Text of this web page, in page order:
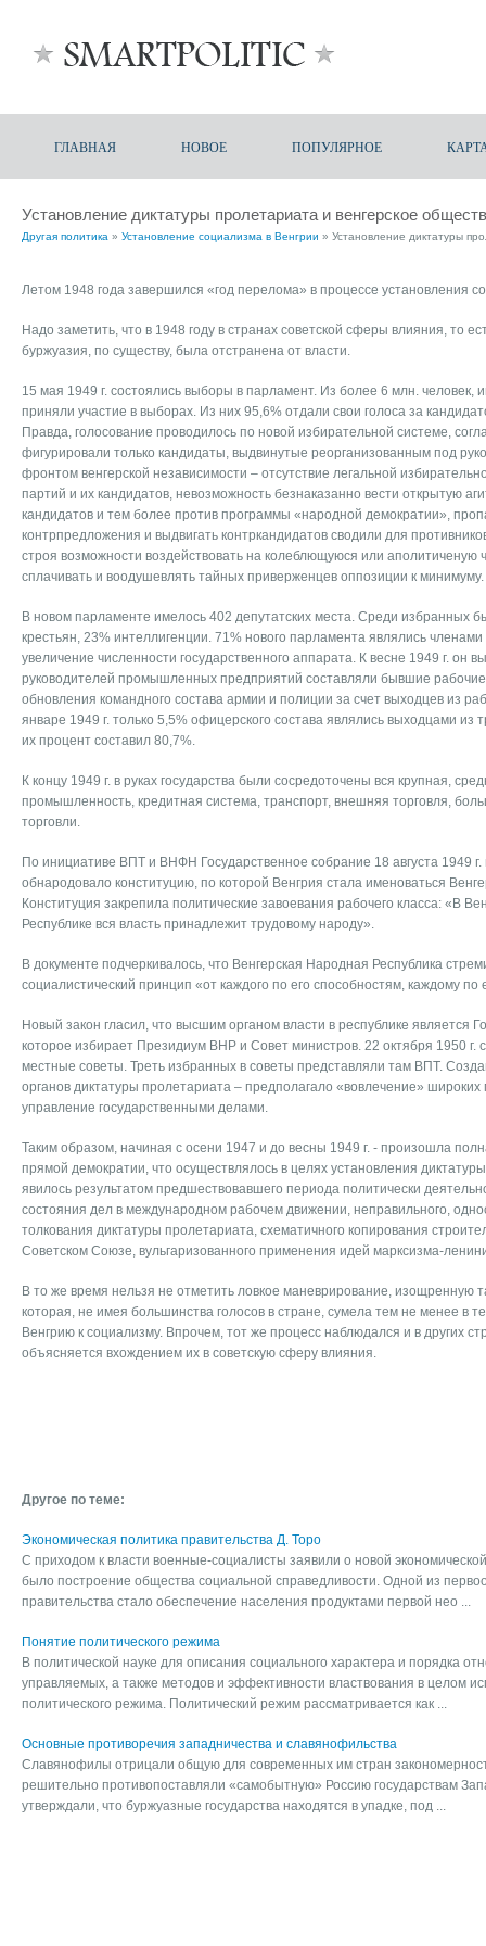
ГЛАВНАЯ НОВОЕ ПОПУЛЯРНОЕ
Установление диктатуры пролетариата и венгерское
Другая политика » Установление социализма в Венгрии » Установление диктатуры
Летом 1948 года завершился «год перелома» в процессе установления
Надо заметить, что в 1948 году в странах советской сферы влияния, то
буржуазия, по существу, была отстранена от власти.
15 мая 1949 г. состоялись выборы в парламент. Из более 6 млн. человек,
приняли участие в выборах. Из них 95,6% отдали свои голоса за
Правда, голосование проводилось по новой избирательной системе,
фигурировали только кандидаты, выдвинутые реорганизованным под
фронтом венгерской независимости – отсутствие легальной
партий и их кандидатов, невозможность безнаказанно вести открытую
кандидатов и тем более против программы «народной демократии»,
контрпредложения и выдвигать контркандидатов сводили для
строя возможности воздействовать на колеблющуюся или аполитиченую
сплачивать и воодушевлять тайных приверженцев оппозиции к минимуму.
В новом парламенте имелось 402 депутатских места. Среди избранных
крестьян, 23% интеллигенции. 71% нового парламента являлись
увеличение численности государственного аппарата. К весне 1949 г. он
руководителей промышленных предприятий составляли бывшие
обновления командного состава армии и полиции за счет выходцев из
январе 1949 г. только 5,5% офицерского состава являлись выходцами из
их процент составил 80,7%.
К концу 1949 г. в руках государства были сосредоточены вся крупная,
промышленность, кредитная система, транспорт, внешняя торговля,
торговли.
По инициативе ВПТ и ВНФН Государственное собрание 18 августа 1949
обнародовало конституцию, по которой Венгрия стала именоваться
Конституция закрепила политические завоевания рабочего класса: «В
Республике вся власть принадлежит трудовому народу».
В документе подчеркивалось, что Венгерская Народная Республика
социалистический принцип «от каждого по его способностям, каждому по
Новый закон гласил, что высшим органом власти в республике является
которое избирает Президиум ВНР и Совет министров. 22 октября 1950 г.
местные советы. Треть избранных в советы представляли там ВПТ.
органов диктатуры пролетариата – предполагало «вовлечение» широких
управление государственными делами.
Таким образом, начиная с осени 1947 и до весны 1949 г. - произошла
прямой демократии, что осуществлялось в целях установления
явилось результатом предшествовавшего периода политически
состояния дел в международном рабочем движении, неправильного,
толкования диктатуры пролетариата, схематичного копирования
Советском Союзе, вульгаризованного применения идей марксизма-
В то же время нельзя не отметить ловкое маневрирование, изощренную
которая, не имея большинства голосов в стране, сумела тем не менее в
Венгрию к социализму. Впрочем, тот же процесс наблюдался и в других
объясняется вхождением их в советскую сферу влияния.
Другое по теме:
Экономическая политика правительства Д. Торо
С приходом к власти военные-социалисты заявили о новой
было построение общества социальной справедливости. Одной из
правительства стало обеспечение населения продуктами первой нео ...
Понятие политического режима
В политической науке для описания социального характера и порядка
управляемых, а также методов и эффективности властвования в целом
политического режима. Политический режим рассматривается как ...
Основные противоречия западничества и славянофильства
Славянофилы отрицали общую для современных им стран
решительно противопоставляли «самобытную» Россию государствам
утверждали, что буржуазные государства находятся в упадке, под ...